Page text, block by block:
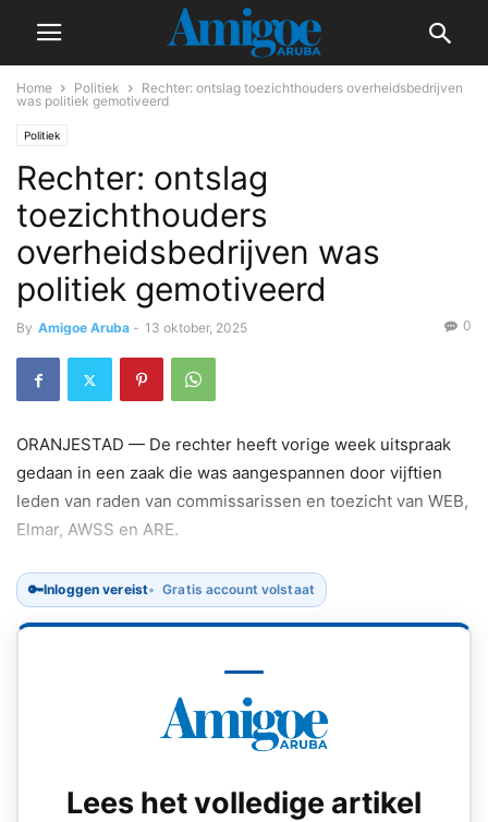
Home Politiek
Rechter: ontslag toezichthouders overheidsbedrijven
was politiek gemotiveerd
Politiek
Rechter: ontslag
toezichthouders
overheidsbedrijven was
politiek gemotiveerd
By Amigoe Aruba - 13 oktober, 2025 0
ORANJESTAD — De rechter heeft vorige week uitspraak
gedaan in een zaak die was aangespannen door vijftien
leden van raden van commissarissen en toezicht van WEB,
Elmar, AWSS en ARE.
🔑Inloggen vereist Gratis account volstaat
Lees het volledige artikel